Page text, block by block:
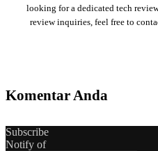
looking for a dedicated tech
review inquiries, feel free to
Komentar Anda
Subscribe
Notify of